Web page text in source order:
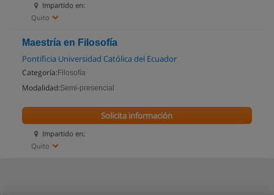
Impartido en:
Quito
Maestría en Filosofía
Pontificia Universidad Católica del Ecuador
Categoría: Filosofía
Modalidad:Semi-presencial
Impartido en:
Quito
Solicita información